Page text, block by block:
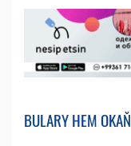
BULARY HEM OKAŇ